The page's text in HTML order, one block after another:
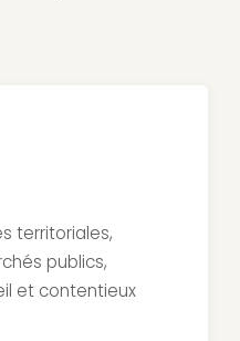
territoriales,
publics,
et contentieux